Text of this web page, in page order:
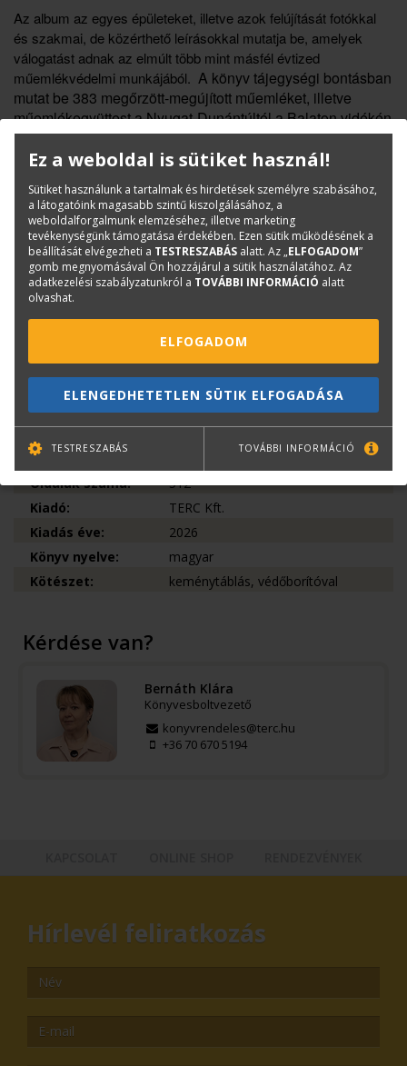
Az album az egyes épületeket, illetve azok felújítását fotókkal
és szakmai, de közérthető leírásokkal mutatja be, amelyek
válogatást adnak az elmúlt több mint másfél évtized
műemlékvédelmi munkájából. A könyv tájegységi bontásban
mutat be 383 megőrzött-megújított műemléket, illetve
műemlékegyüttest a Nyugat-Dunántúltól a Balaton vidékén
és Észak-Magyarországon át Erdélyig. Budapest és az
attól építészeti karakterben és így műemlékeinek jellegét
szerepel. Az egyes épületek egyfajta súlyozással,
különböző léptékben, illetve terjedelemmel jelennek meg a
könyvben.
A könyvbemutató rendezvény összefoglalóját itt
olvashatja:A megújulás kora – könyvbemutató
Kategóriák
Saját kiadású új könyvek
Ismeretterjesztő könyv
Műemlékvédelem
Méret:
Oldalak száma:
512
Kiadó:
TERC Kft.
Kiadás éve:
2026
Könyv nyelve:
magyar
Kötészet:
keménytáblás, védőborítóval
Kérdése van?
Bernáth Klára
Könyvesboltvezető
konyvrendeles@terc.hu
+36 70 670 5194
Hírlevél feliratkozás
Ez a weboldal is sütiket használ!
Sütiket használunk a tartalmak és hirdetések személyre szabásához,
a látogatóink magasabb szintű kiszolgálásához, a
weboldalforgalmunk elemzéséhez, illetve marketing
tevékenységünk támogatása érdekében. Ezen sütik működésének a
beállítását elvégezheti a TESTRESZABÁS alatt. Az „ELFOGADOM”
gomb megnyomásával Ön hozzájárul a sütik használatához. Az
adatkezelési szabályzatunkról a TOVÁBBI INFORMÁCIÓ alatt
olvashat.
ELFOGADOM
ELENGEDHETETLEN SÜTIK ELFOGADÁSA
TESTRESZABÁS TOVÁBBI INFORMÁCIÓ